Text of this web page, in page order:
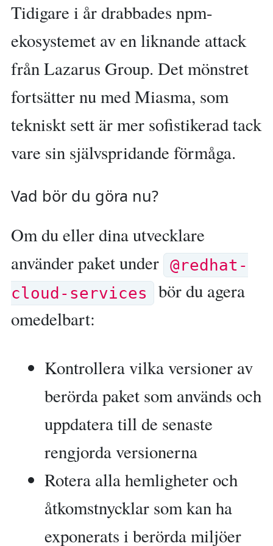
Tidigare i år drabbades npm-
ekosystemet av en liknande attack
från Lazarus Group. Det mönstret
fortsätter nu med Miasma, som
tekniskt sett är mer sofistikerad tack
vare sin självspridande förmåga.
Vad bör du göra nu?
Om du eller dina utvecklare
använder paket under
@redhat-
cloud-services
bör du agera
omedelbart:
Kontrollera vilka versioner av
berörda paket som används och
uppdatera till de senaste
rengjorda versionerna
Rotera alla hemligheter och
åtkomstnycklar som kan ha
exponerats i berörda miljöer